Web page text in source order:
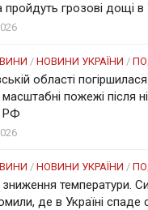
пройдуть грозові дощі в
/ НОВИНИ УКРАЇНИ /
області
пожежі після
РФ
/ НОВИНИ УКРАЇНИ /
температури.
де в Україні спаде